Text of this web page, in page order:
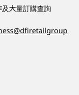
大量訂購查詢